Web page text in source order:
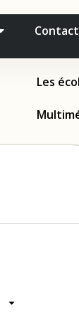
Contact
Les